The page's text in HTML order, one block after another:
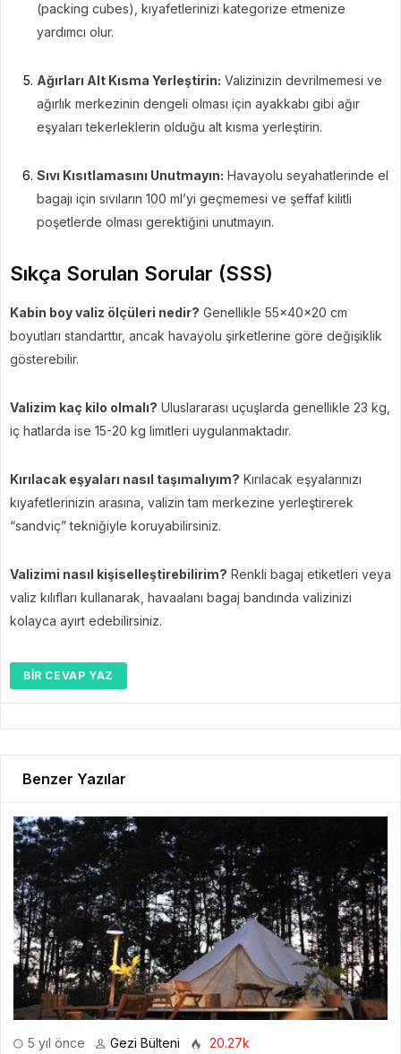
(packing cubes), kıyafetlerinizi kategorize etmenize
yardımcı olur.
Ağırları Alt Kısma Yerleştirin: Valizinizin devrilmemesi ve
ağırlık merkezinin dengeli olması için ayakkabı gibi ağır
eşyaları tekerleklerin olduğu alt kısma yerleştirin.
Sıvı Kısıtlamasını Unutmayın: Havayolu seyahatlerinde el
bagajı için sıvıların 100 ml’yi geçmemesi ve şeffaf kilitli
poşetlerde olması gerektiğini unutmayın.
Sıkça Sorulan Sorular (SSS)
Kabin boy valiz ölçüleri nedir? Genellikle 55x40x20 cm
boyutları standarttır, ancak havayolu şirketlerine göre değişiklik
gösterebilir.
Valizim kaç kilo olmalı? Uluslararası uçuşlarda genellikle 23 kg,
iç hatlarda ise 15-20 kg limitleri uygulanmaktadır.
Kırılacak eşyaları nasıl taşımalıyım? Kırılacak eşyalarınızı
kıyafetlerinizin arasına, valizin tam merkezine yerleştirerek
“sandviç” tekniğiyle koruyabilirsiniz.
Valizimi nasıl kişiselleştirebilirim? Renkli bagaj etiketleri veya
valiz kılıfları kullanarak, havaalanı bagaj bandında valizinizi
kolayca ayırt edebilirsiniz.
BIR CEVAP YAZ
Benzer Yazılar
5 yıl önce Gezi Bülteni 20.27k